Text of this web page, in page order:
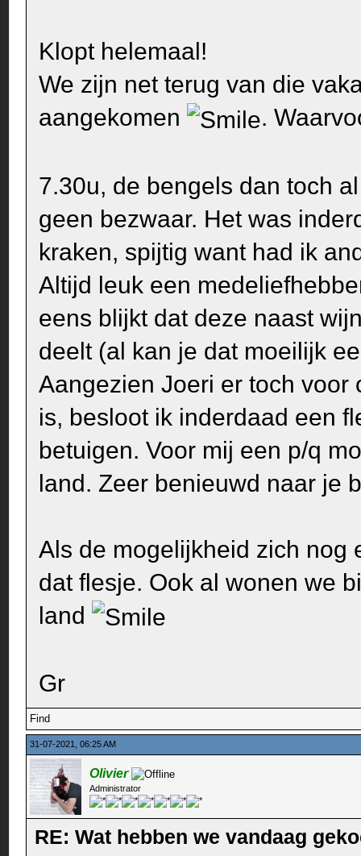
Klopt helemaal!
We zijn net terug van die
aangekomen
.
7.30u, de bengels dan toch
geen bezwaar. Het was
kraken, spijtig want had ik
Altijd leuk een
eens blijkt dat deze naast
deelt (al kan je dat moeilijk
Aangezien Joeri er toch
is, besloot ik inderdaad een
betuigen. Voor mij een p/q
land. Zeer benieuwd naar je
Als de mogelijkheid zich nog
dat flesje. Ook al wonen we
land
Gr
Find
31-07-2021, 06:25 AM
Olivier
Administrator
RE: Wat hebben we vandaag